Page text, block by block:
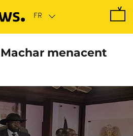
menacent